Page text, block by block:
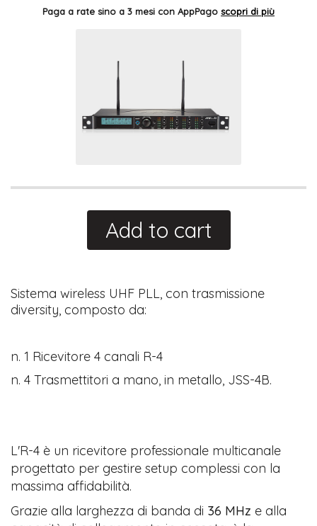
Paga a rate sino a 3 mesi con AppPago scopri di più
Add to cart
Sistema wireless UHF PLL, con trasmissione
diversity, composto da:
n. 1 Ricevitore 4 canali R-4
n. 4 Trasmettitori a mano, in metallo, JSS-4B.
L'R-4 è un ricevitore professionale multicanale
progettato per gestire setup complessi con la
massima affidabilità.
Grazie alla larghezza di banda di 36 MHz e alla